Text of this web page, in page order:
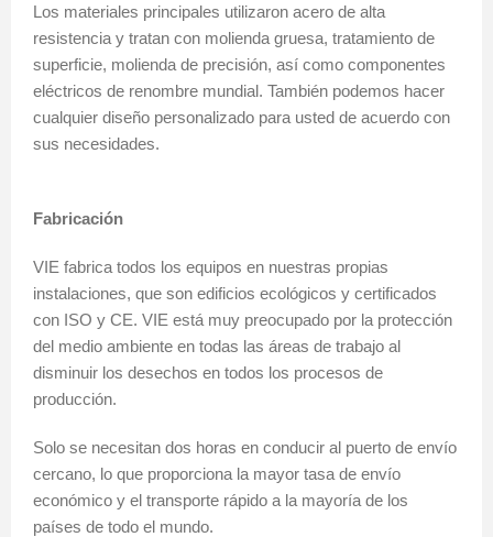
Los materiales principales utilizaron acero de alta
resistencia y tratan con molienda gruesa, tratamiento de
superficie, molienda de precisión, así como componentes
eléctricos de renombre mundial. También podemos hacer
cualquier diseño personalizado para usted de acuerdo con
sus necesidades.
Fabricación
VIE fabrica todos los equipos en nuestras propias
instalaciones, que son edificios ecológicos y certificados
con ISO y CE. VIE está muy preocupado por la protección
del medio ambiente en todas las áreas de trabajo al
disminuir los desechos en todos los procesos de
producción.
Solo se necesitan dos horas en conducir al puerto de envío
cercano, lo que proporciona la mayor tasa de envío
económico y el transporte rápido a la mayoría de los
países de todo el mundo.